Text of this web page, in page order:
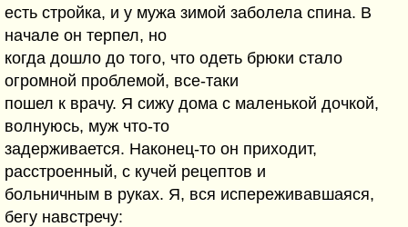
есть стройка, и у мужа зимой заболела спина. В
начале он терпел, но
когда дошло до того, что одеть брюки стало
огромной проблемой, все-таки
пошел к врачу. Я сижу дома с маленькой дочкой,
волнуюсь, муж что-то
задерживается. Наконец-то он приходит,
расстроенный, с кучей рецептов и
больничным в руках. Я, вся испереживавшаяся,
бегу навстречу: